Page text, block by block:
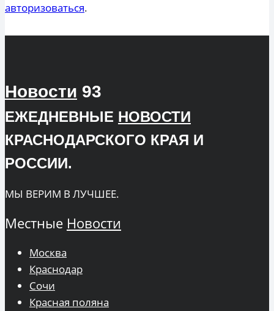
авторизоваться.
Новости 93
ЕЖЕДНЕВНЫЕ НОВОСТИ
КРАСНОДАРСКОГО КРАЯ И
РОССИИ.
МЫ ВЕРИМ В ЛУЧШЕЕ.
Местные Новости
Москва
Краснодар
Сочи
Красная поляна